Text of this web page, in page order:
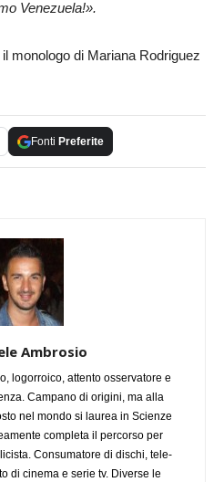
Venezuela!».
monologo di Mariana Rodriguez
Fonti Preferite
Ambrosio
logorroico, attento osservatore e
Campano di origini, ma alla
nel mondo si laurea in Scienze
completa il percorso per
Consumatore di dischi, tele-
di cinema e serie tv. Diverse le